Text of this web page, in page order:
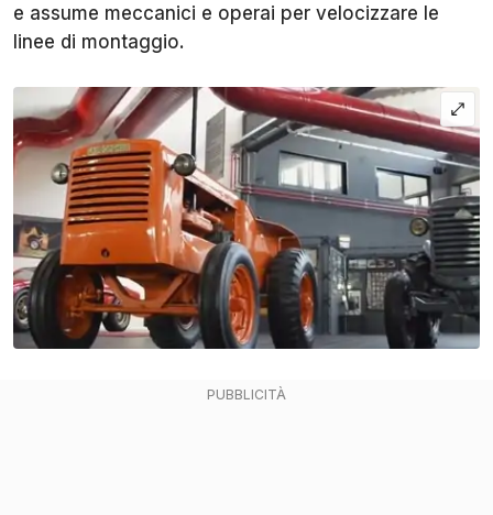
e assume meccanici e operai per velocizzare le
linee di montaggio.